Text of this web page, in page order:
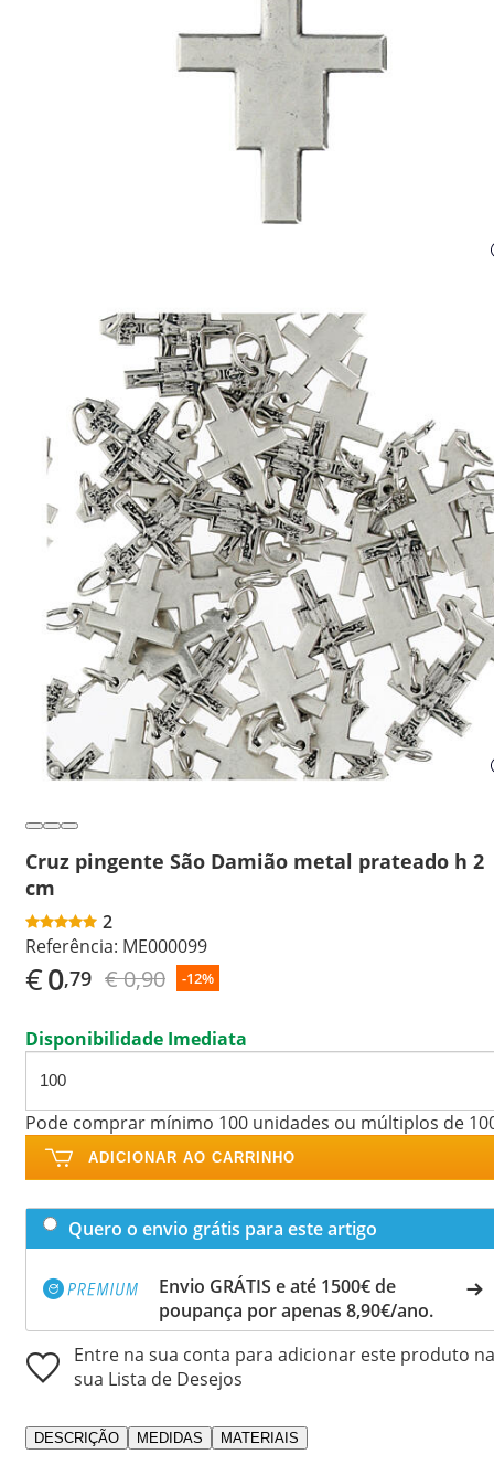
Cruz pingente São Damião metal prateado h 2
cm
2
Referência: ME000099
€0,79 € 0,90 -12%
Disponibilidade Imediata
Pode comprar mínimo 100 unidades ou múltiplos de
ADICIONAR AO CARRINHO
Quero o envio grátis para este artigo
Envio GRÁTIS e até 1500€ de
poupança por apenas 8,90€/ano.
Entre na sua conta para adicionar este produto na
sua Lista de Desejos
DESCRIÇÃO MEDIDAS MATERIAIS